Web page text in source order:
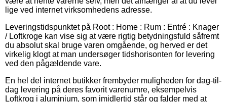
lige ved internet virksomhedens adresse.
Leveringstidspunktet på Root : Home : Rum : Entré : Knager
/ Loftkroge kan vise sig at være rigtig betydningsfuld såfremt
du absolut skal bruge varen omgående, og herved er det
virkelig klogt at man undersøger tidshorisonten for levering
ved den pågældende vare.
En hel del internet butikker frembyder muligheden for dag-til-
dag levering på deres favorit varenumre, eksempelvis
Loftkrog i aluminium, som imidlertid står og falder med at